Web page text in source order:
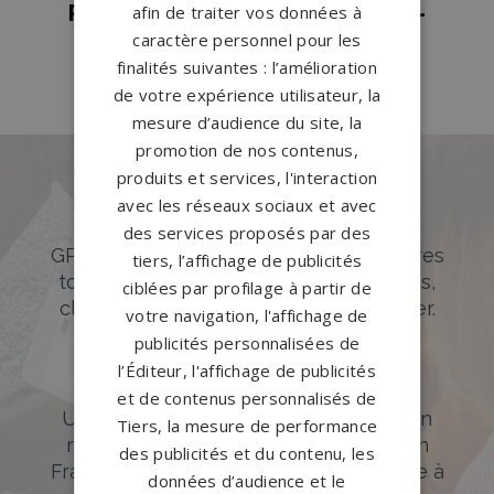
Pompes funèbres Villenauxe-la-
Grande→
Des pierres tombales uniques et
originales
GPG Granit offre un large choix de pierres
tombales en granit de styles modernes,
classiques ou originales à personnaliser.
DÉCOUVREZ NOTRE CATALOGUE
Accompagnement sur-mesure
Un accompagnement sur mesure et un
réseau de 1200 partenaires partout en
France. Personnalisation avancée grâce à
afin de traiter vos données à
caractère personnel pour les
finalités suivantes : l’amélioration
de votre expérience utilisateur, la
mesure d’audience du site, la
promotion de nos contenus,
produits et services, l'interaction
avec les réseaux sociaux et avec
des services proposés par des
tiers, l’affichage de publicités
ciblées par profilage à partir de
votre navigation, l'affichage de
publicités personnalisées de
l’Éditeur, l'affichage de publicités
et de contenus personnalisés de
Tiers, la mesure de performance
des publicités et du contenu, les
données d’audience et le